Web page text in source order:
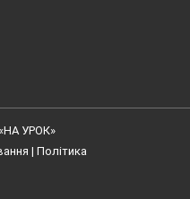
УРОК»
| Політика